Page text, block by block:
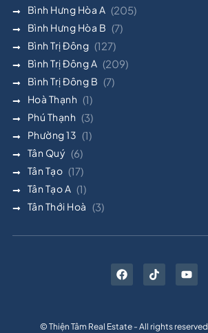
Bình Hưng Hòa A (205)
Bình Hưng Hòa B (7)
Bình Trị Đông (127)
Bình Trị Đông A (209)
Bình Trị Đông B (7)
Hoà Thạnh (1)
Phú Thạnh (3)
Phường 13 (1)
Tân Quý (6)
Tân Tạo (17)
Tân Tạo A (1)
Tân Thới Hoà (3)
© Thiện Tâm Real Estate - All rights reserved